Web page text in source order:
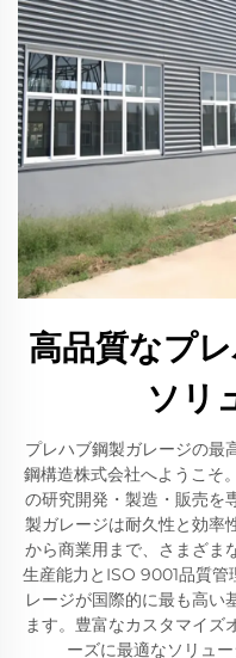
高品質なプ
ソリ
プレハブ鋼製ガレージの最
鋼構造株式会社へようこそ
の研究開発・製造・販売を
製ガレージは耐久性と効率
から商業用まで、さまざま
生産能力とISO 9001品質管
レージが国際的に最も高い
ます。豊富なカスタマイズ
ーズに最適なソリュ